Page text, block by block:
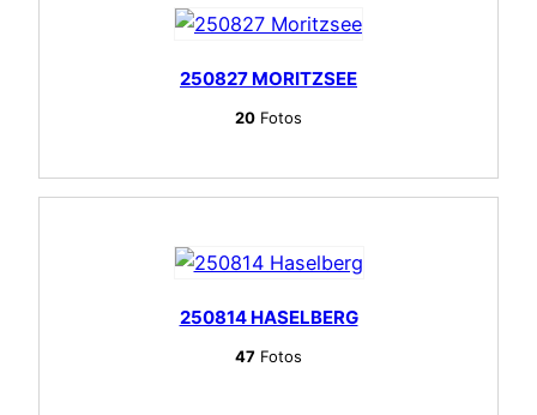
250827 MORITZSEE
20 Fotos
250814 HASELBERG
47 Fotos